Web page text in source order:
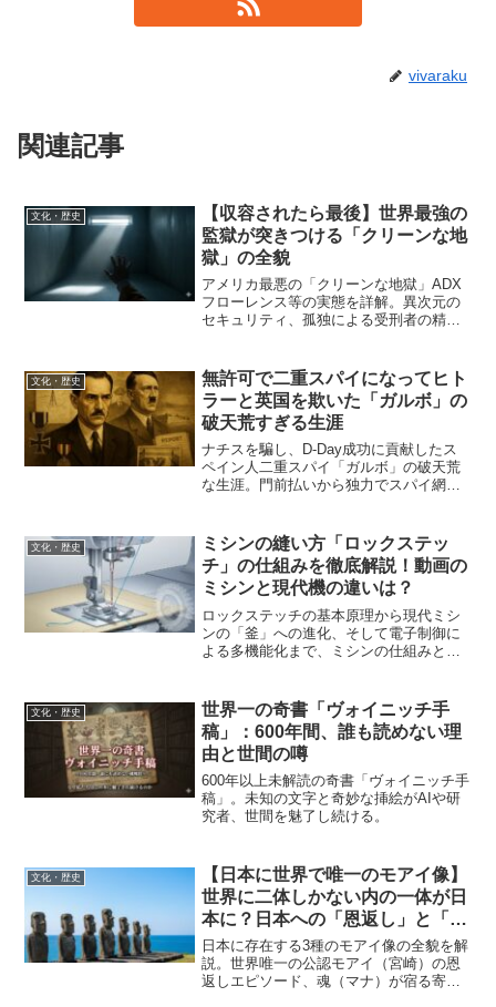
vivaraku
関連記事
文化・歴史
【収容されたら最後】世界最強の
監獄が突きつける「クリーンな地
獄」の全貌
アメリカ最悪の「クリーンな地獄」ADX
フローレンス等の実態を詳解。異次元の
セキュリティ、孤独による受刑者の精神
文化・歴史
無許可で二重スパイになってヒト
ラーと英国を欺いた「ガルボ」の
破天荒すぎる生涯
ナチスを騙し、D-Day成功に貢献したス
ペイン人二重スパイ「ガルボ」の破天荒
な生涯。門前払いから独力でスパイ網を
文化・歴史
ミシンの縫い方「ロックステッ
チ」の仕組みを徹底解説！動画の
ミシンと現代機の違いは？
ロックステッチの基本原理から現代ミシ
ンの「釜」への進化、そして電子制御に
よる多機能化まで、ミシンの仕組みと歴
文化・歴史
世界一の奇書「ヴォイニッチ手
稿」：600年間、誰も読めない理
由と世間の噂
600年以上未解読の奇書「ヴォイニッチ手
稿」。未知の文字と奇妙な挿絵がAIや研
究者、世間を魅了し続ける。
文化・歴史
【日本に世界で唯一のモアイ像】
世界に二体しかない内の一体が日
本に？日本への「恩返し」と「魂
（マナ）」の物語
日本に存在する3種のモアイ像の全貌を解
説。世界唯一の公認モアイ（宮崎）の恩
返しエピソード、魂（マナ）が宿る寄贈